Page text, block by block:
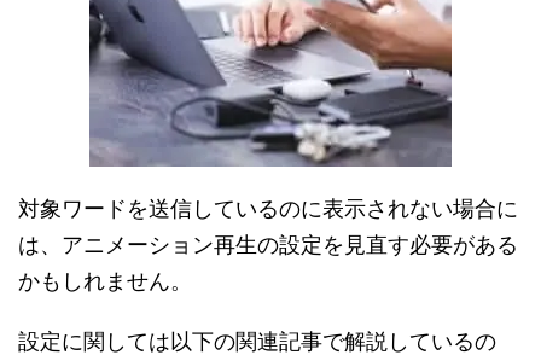
対象ワードを送信しているのに表示されない場合に
は、アニメーション再生の設定を見直す必要がある
かもしれません。
設定に関しては以下の関連記事で解説しているの